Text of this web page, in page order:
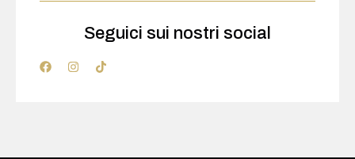
Seguici sui nostri social